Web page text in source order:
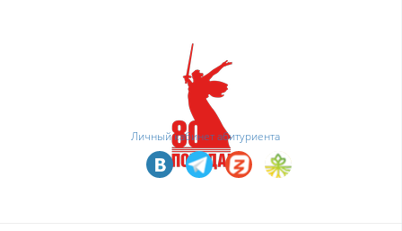
Личный кабинет абитуриента